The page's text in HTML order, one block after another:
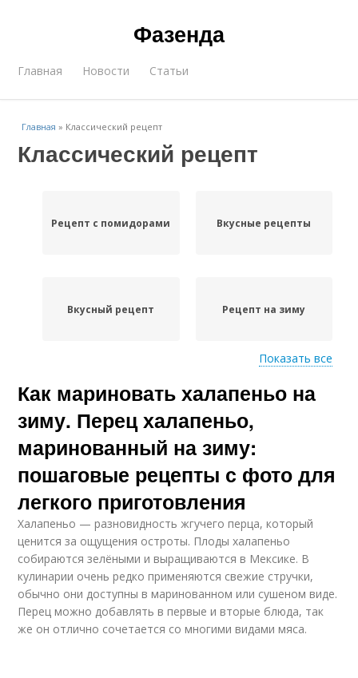
Фазенда
Главная Новости Статьи
Главная » Классический рецепт
Классический рецепт
Рецепт с помидорами Вкусные рецепты
Вкусный рецепт Рецепт на зиму
Пошаговый рецепт Рецепт с фото
Базовый рецепт
Рецепт на литровую
банку
Показать все
Как мариновать халапеньо на
зиму. Перец халапеньо,
маринованный на зиму:
пошаговые рецепты с фото для
легкого приготовления
Халапеньо — разновидность жгучего перца, который
ценится за ощущения остроты. Плоды халапеньо
собираются зелёными и выращиваются в Мексике. В
кулинарии очень редко применяются свежие стручки,
обычно они доступны в маринованном или сушеном виде.
Перец можно добавлять в первые и вторые блюда, так
же он отлично сочетается со многими видами мяса.